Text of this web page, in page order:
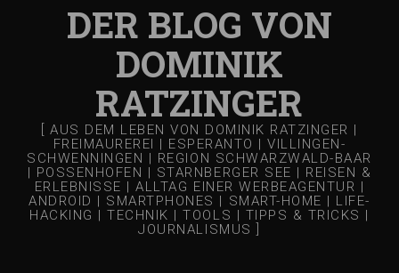
DER BLOG VON
DOMINIK
RATZINGER
[ AUS DEM LEBEN VON DOMINIK RATZINGER |
FREIMAUREREI | ESPERANTO | VILLINGEN-
SCHWENNINGEN | REGION SCHWARZWALD-BAAR
| POSSENHOFEN | STARNBERGER SEE | REISEN &
ERLEBNISSE | ALLTAG EINER WERBEAGENTUR |
ANDROID | SMARTPHONES | SMART-HOME | LIFE-
HACKING | TECHNIK | TOOLS | TIPPS & TRICKS |
JOURNALISMUS ]